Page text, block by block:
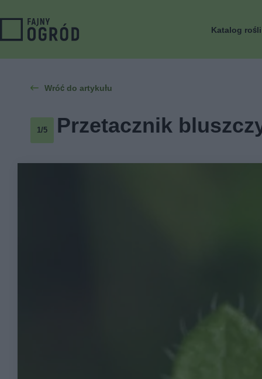
Katalog
Wróć do artykułu
1/5 Przetacznik